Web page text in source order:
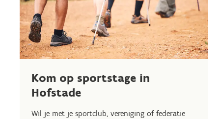
Kom op sportstage in
Hofstade
Wil je met je sportclub, vereniging of federatie